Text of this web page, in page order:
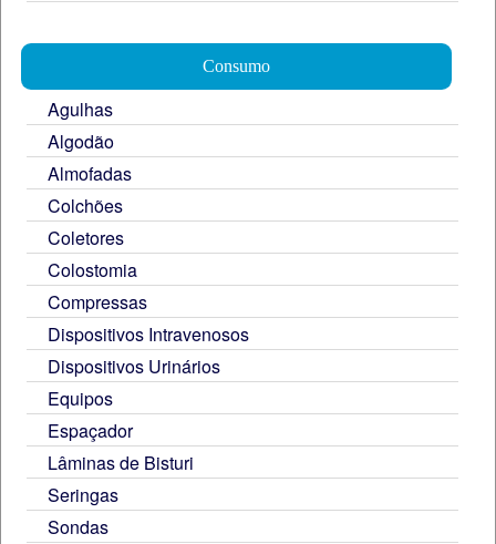
Consumo
Agulhas
Algodão
Almofadas
Colchões
Coletores
Colostomia
Compressas
Dispositivos Intravenosos
Dispositivos Urinários
Equipos
Espaçador
Lâminas de Bisturi
Seringas
Sondas